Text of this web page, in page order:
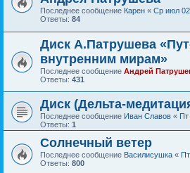
Последнее сообщение Карен « Ср июл
Ответы: 84
Диск А.Патрушева
внутренним мирам»
Последнее сообщение Андрей
Ответы: 431
Диск (Дельта-
Последнее сообщение Иван Славов «
Ответы: 1
Солнечный ветер
Последнее сообщение Василисушка «
Ответы: 800